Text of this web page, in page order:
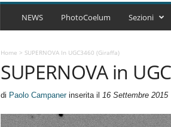
u
r
NEWS PhotoCoelum Sezioni
Home > SUPERNOVA In UGC3460 (Giraffa)
SUPERNOVA in
di Paolo Campanerinserita il 16 Settembre 2015